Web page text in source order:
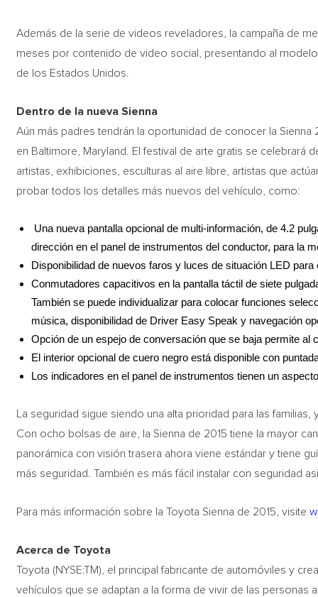
Además de la serie de videos reveladores, la campaña de
meses por contenido de video social, presentando al
de los Estados Unidos.
Dentro de la nueva Sienna
Aún más padres tendrán la oportunidad de conocer la
en Baltimore, Maryland. El festival de arte gratis se celebrará
artistas, exhibiciones, esculturas al aire libre, artistas que
probar todos los detalles más nuevos del vehículo, como:
Una nueva pantalla opcional de multi-información, de 4.2
dirección en el panel de instrumentos del conductor, para la
Disponibilidad de nuevos faros y luces de situación LED
Conmutadores capacitivos en la pantalla táctil de siete
También se puede individualizar para colocar funciones
música, disponibilidad de Driver Easy Speak y navegación
Opción de un espejo de conversación que se baja permite
El interior opcional de cuero negro está disponible con
Los indicadores en el panel de instrumentos tienen un
La seguridad sigue siendo una alta prioridad para las
Con ocho bolsas de aire, la Sienna de 2015 tiene la mayor
panorámica con visión trasera ahora viene estándar y tiene
más seguridad. También es más fácil instalar con seguridad
Para más información sobre la Toyota Sienna de 2015, visite
Acerca de Toyota
Toyota (NYSE:TM), el principal fabricante de automóviles y
vehículos que se adaptan a la forma de vivir de las personas